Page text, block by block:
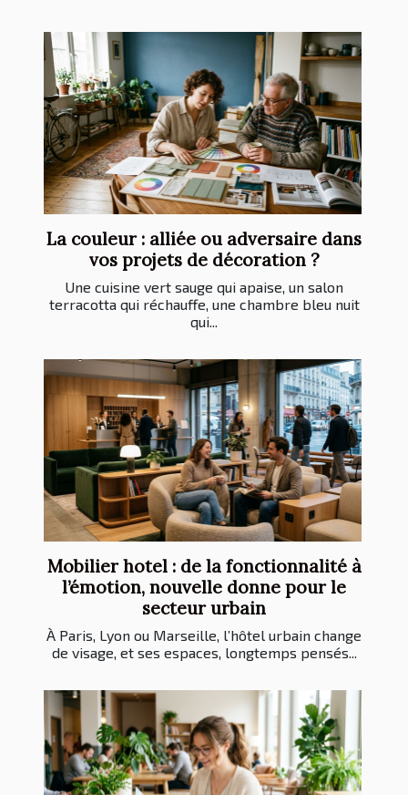
La couleur : alliée ou adversaire dans
vos projets de décoration ?
Une cuisine vert sauge qui apaise, un salon
terracotta qui réchauffe, une chambre bleu nuit
qui...
Mobilier hotel : de la fonctionnalité à
l’émotion, nouvelle donne pour le
secteur urbain
À Paris, Lyon ou Marseille, l’hôtel urbain change
de visage, et ses espaces, longtemps pensés...